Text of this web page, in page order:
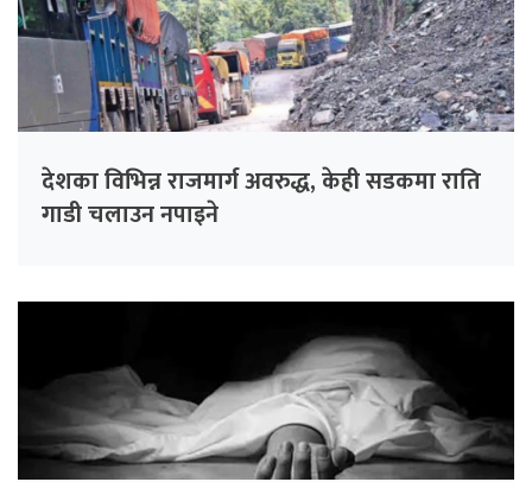
देशका विभिन्न राजमार्ग अवरुद्ध, केही सडकमा राति
गाडी चलाउन नपाइने